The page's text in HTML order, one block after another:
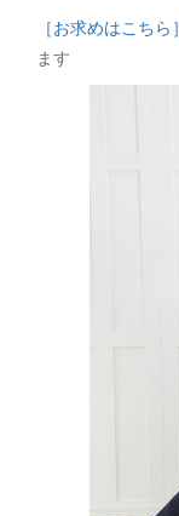
［お求めはこちら］
ます